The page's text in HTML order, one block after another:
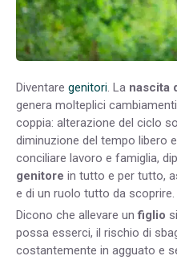
Diventare genitori. La nascita
genera molteplici
coppia: alterazione del ciclo
diminuzione del tempo libero
conciliare lavoro e famiglia,
genitore in tutto e per tutto,
e di un ruolo tutto da scoprire.
Dicono che allevare unfiglio
possa esserci, il rischio di
costantemente in agguato e